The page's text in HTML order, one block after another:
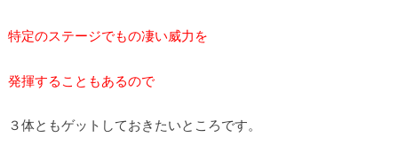
特定のステージでもの凄い威力を
発揮することもあるので
３体ともゲットしておきたいところです。